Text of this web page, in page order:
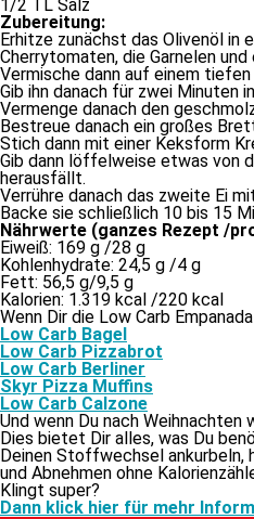
1/​2 TL Salz
Zubereitung:
Erhitze zu­nächst das Olivenöl in
Cherrytomaten, die Garnelen
Vermische dann auf ei­nem
Gib ihn da­nach für zwei Minuten
Vermenge da­nach den
Bestreue da­nach ein gro­ßes
Stich dann mit ei­ner Keksform
Gib dann löf­fel­wei­se et­was von
herausfällt.
Verrühre da­nach das zwei­te Ei
Backe sie schließ­lich 10 bis 15
Nährwerte (gan­zes Rezept /​
Eiweiß: 169 g /​28 g
Kohlenhydrate: 24,5 g /​4 g
Fett: 56,5 g/​9,5 g
Kalorien: 1.319 kcal /​220 kcal
Wenn Dir die Low Carb
Low Carb Bagel
Low Carb Pizzabrot
Low Carb Berliner
Skyr Pizza Muffins
Low Carb Calzone
Und wenn Du nach Weihnachten
Dies bie­tet Dir al­les, was Du
Deinen Stoffwechsel an­kur­beln,
und Abnehmen oh­ne
Klingt super?
Dann klick hier für mehr